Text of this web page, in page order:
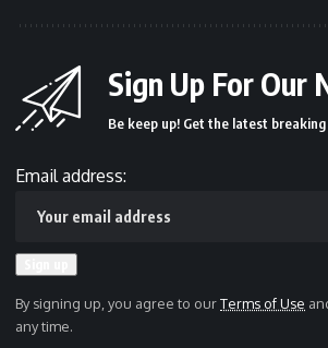
Sign Up For Our
Be keep up! Get the latest
Email address:
By signing up, you agree to ourTerms of Use
any time.